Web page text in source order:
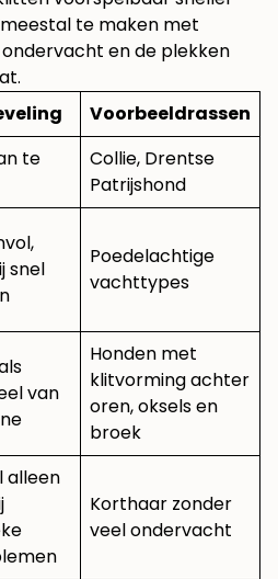
te maken met
en de plekken
Voorbeeldrassen
te
Collie, Drentse
Patrijshond
snel
Poedelachtige
vachttypes
van
Honden met
klitvorming achter
oren, oksels en
broek
alleen
Korthaar zonder
veel ondervacht